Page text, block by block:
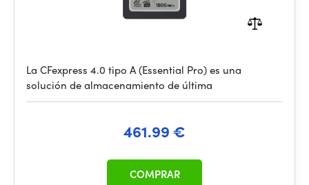
La CFexpress 4.0 tipo A (Essential Pro) es una
solución de almacenamiento de última
461.99 €
COMPRAR